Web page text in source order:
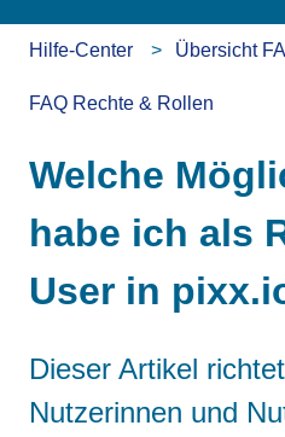
Hilfe-Center Übersicht
FAQ Rechte & Rollen
Welche
habe ich als
User in
Dieser Artikel
Nutzerinnen und